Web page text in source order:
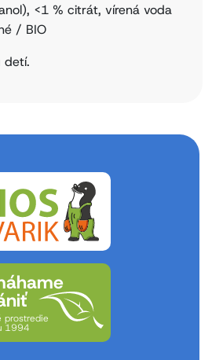
<1 % citrát, vírená voda
/ BIO
detí.
prostredie
1994